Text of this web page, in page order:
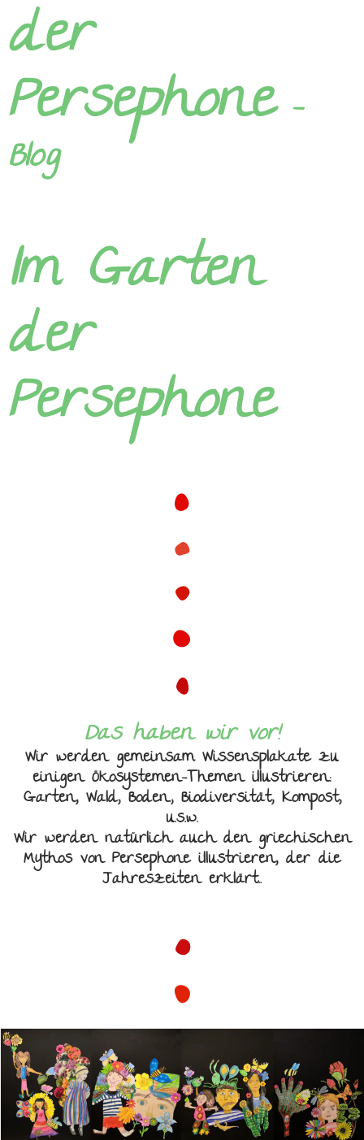
der
Persephone-
Blog
lmGarten
der
Persephone
Das haben wir vor!
Wir werden gemeinsam Wissensplakate zu
einigen Ökosystemen-Themen illustrieren:
Garten, Wald, Boden., Biodiversität, Kompost,
u.s.w.
Wir werden natürlich auch den griechischen
Mythos von Persephone illustrieren, der die
Jahreszeiten erklärt..